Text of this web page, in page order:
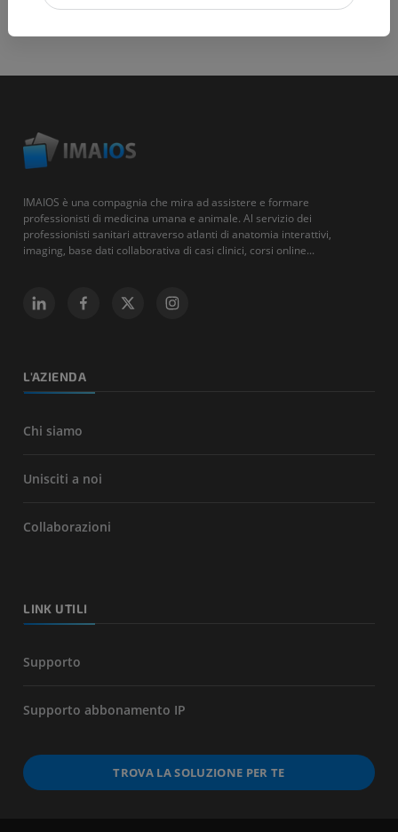
IMAIOS è una compagnia che mira ad assistere e formare
professionisti di medicina umana e animale. Al servizio dei
professionisti sanitari attraverso atlanti di anatomia interattivi,
imaging, base dati collaborativa di casi clinici, corsi online...
L'AZIENDA
Chi siamo
Unisciti a noi
Collaborazioni
LINK UTILI
Supporto
Supporto abbonamento IP
TROVA LA SOLUZIONE PER TE